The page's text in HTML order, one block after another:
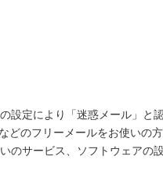
設定により「迷惑メール」と
のフリーメールをお使いの方
のサービス、ソフトウェアの